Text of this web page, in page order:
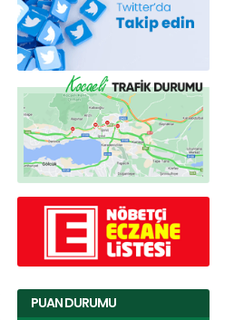
PUAN DURUMU